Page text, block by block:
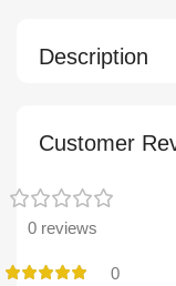
Description
Customer
0 reviews
0